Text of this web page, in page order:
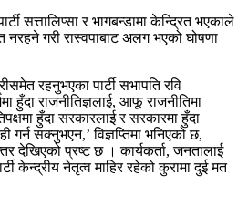
सत्तालिप्सा र भागबन्डामा केन्द्रित भएकाले
गरी रास्वपाबाट अलग भएको घोषणा
रहनुभएका पार्टी सभापति रवि
हुँदा राजनीतिज्ञलाई, आफू राजनीतिमा
हुँदा सरकारलाई र सरकारमा हुँदा
गर्न सक्नुभएन,’ विज्ञप्तिमा भनिएको छ,
देखिएको प्रष्ट छ । कार्यकर्ता, जनतालाई
केन्द्रीय नेतृत्व माहिर रहेको कुरामा दुई मत